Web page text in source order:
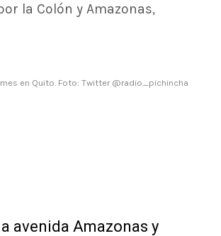
la Colón y Amazonas,
en Quito. Foto: Twitter @radio_pichincha
avenida Amazonas y